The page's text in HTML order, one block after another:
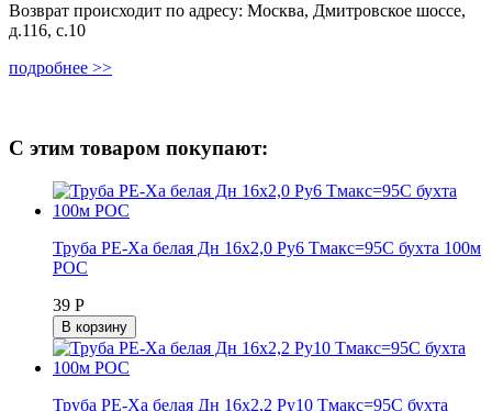
Возврат происходит по адресу: Москва, Дмитровское шоссе,
д.116, с.10
подробнее >>
С этим товаром покупают:
Труба PE-Xa белая Дн 16х2,0 Ру6 Тмакс=95C бухта 100м
РОС
39 Р
В корзину
Труба PE-Xa белая Дн 16х2,2 Ру10 Тмакс=95C бухта